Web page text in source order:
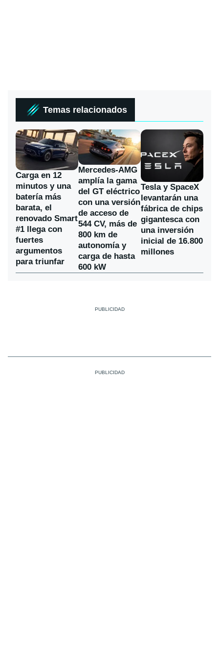
Temas relacionados
Carga en 12
minutos y una
batería más
barata, el
renovado Smart
#1 llega con
fuertes
argumentos
para triunfar
Mercedes-AMG
amplía la gama
del GT eléctrico
con una versión
de acceso de
544 CV, más de
800 km de
autonomía y
carga de hasta
600 kW
Tesla y SpaceX
levantarán una
fábrica de chips
gigantesca con
una inversión
inicial de 16.800
millones